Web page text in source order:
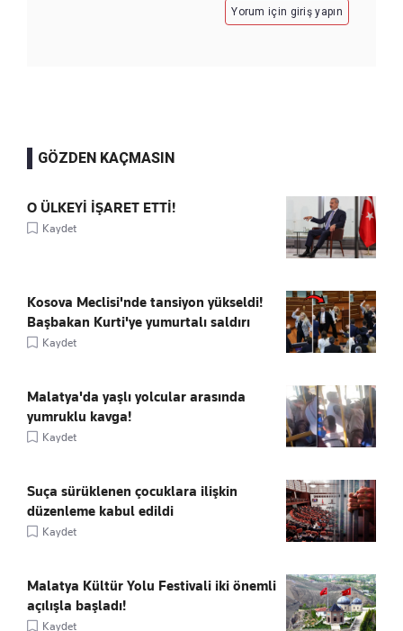
Yorum için giriş yapın
GÖZDEN KAÇMASIN
O ÜLKEYİ İŞARET ETTİ!
Kaydet
Kosova Meclisi'nde tansiyon yükseldi!
Başbakan Kurti'ye yumurtalı saldırı
Kaydet
Malatya'da yaşlı yolcular arasında
yumruklu kavga!
Kaydet
Suça sürüklenen çocuklara ilişkin
düzenleme kabul edildi
Kaydet
Malatya Kültür Yolu Festivali iki önemli
açılışla başladı!
Kaydet